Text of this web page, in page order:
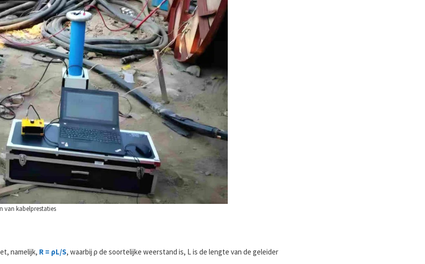
van kabelprestaties
namelijk, R = ρL/S, waarbij ρ de soortelijke weerstand is, L is de lengte van de geleider